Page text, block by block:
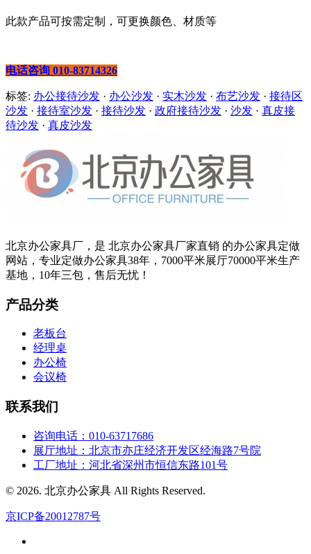
此款产品可按需定制，可更换颜色、材质等
电话咨询 010-83714326
标签: 办公接待沙发 · 办公沙发 · 实木沙发 · 布艺沙发 · 接待区
沙发 · 接待室沙发 · 接待沙发 · 政府接待沙发 · 沙发 · 真皮接
待沙发 · 真皮沙发
北京办公家具厂，是 北京办公家具厂家直销 的办公家具定做
网站，专业定做办公家具38年，7000平米展厅70000平米生产
基地，10年三包，售后无忧！
产品分类
老板台
经理桌
办公椅
会议椅
联系我们
咨询电话：010-63717686
展厅地址：北京市亦庄经济开发区经海路7号院
工厂地址：河北省深州市恒信东路101号
© 2026. 北京办公家具 All Rights Reserved.
京ICP备20012787号